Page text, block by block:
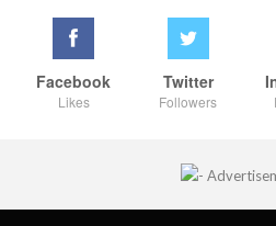
Facebook
Likes
Twitter
Followers